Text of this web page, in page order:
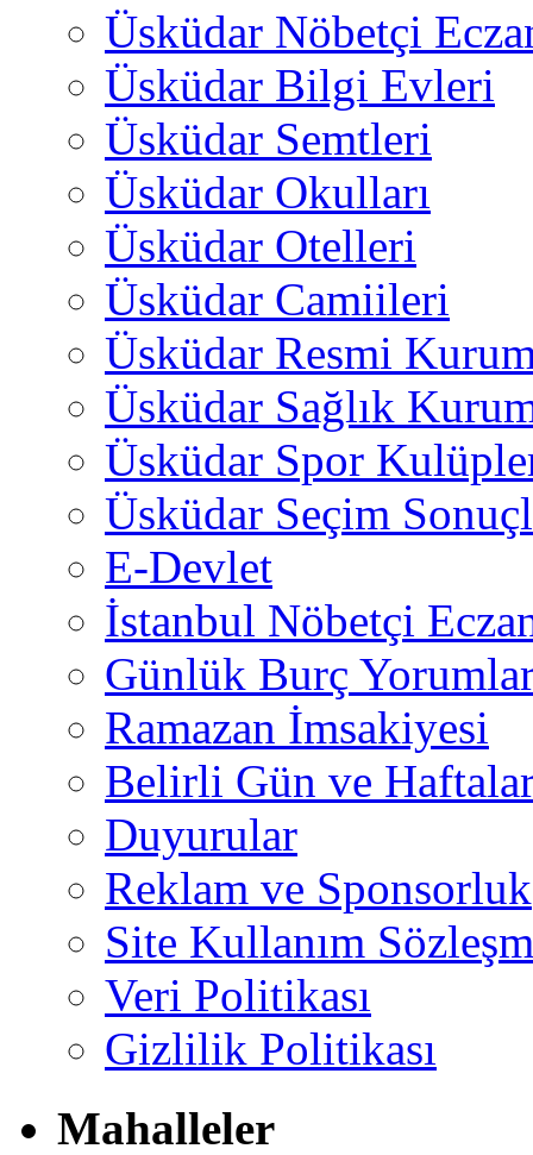
Üsküdar Nöbetçi
Üsküdar Bilgi Evleri
Üsküdar Semtleri
Üsküdar Okulları
Üsküdar Otelleri
Üsküdar Camiileri
Üsküdar Resmi
Üsküdar Sağlık
Üsküdar Spor
Üsküdar Seçim
E-Devlet
İstanbul Nöbetçi
Günlük Burç
Ramazan İmsakiyesi
Belirli Gün ve
Duyurular
Reklam ve Sponsorluk
Site Kullanım
Veri Politikası
Gizlilik Politikası
Mahalleler